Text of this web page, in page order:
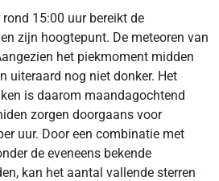
15:00 uur bereikt de
zijn hoogtepunt. De meteoren van
het piekmoment midden
uiteraard nog niet donker. Het
is daarom maandagochtend
zorgen doorgaans voor
uur. Door een combinatie met
de eveneens bekende
kan het aantal vallende sterren